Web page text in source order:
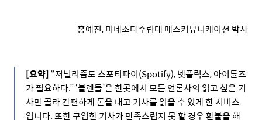
홍예진, 미네소타주립대 매스커뮤니케이션 박사
[요약] “저널리즘도 스포티파이(Spotify), 넷플릭스, 아이튠즈
가 필요하다.”‘블렌들’은 한곳에서 모든 언론사의 읽고 싶은 기
사만 골라 간편하게 돈을 내고 기사를 읽을 수 있게 한 서비스
입니다. 또한 구입한 기사가 만족스럽지 못 할 경우 환불을 해